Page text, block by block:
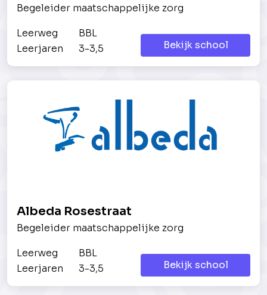
Begeleider maatschappelijke zorg
Leerweg
BBL
Leerjaren
3-3,5 Bekijk school
Albeda Rosestraat
Begeleider maatschappelijke zorg
Leerweg
BBL
Leerjaren
3-3,5 Bekijk school